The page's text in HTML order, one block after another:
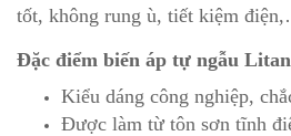
tốt, không rung ù, tiết kiệm
Đặc điểm biến áp tự ngẫu
Kiểu dáng công nghiệp,
Được làm từ tôn sơn tĩnh